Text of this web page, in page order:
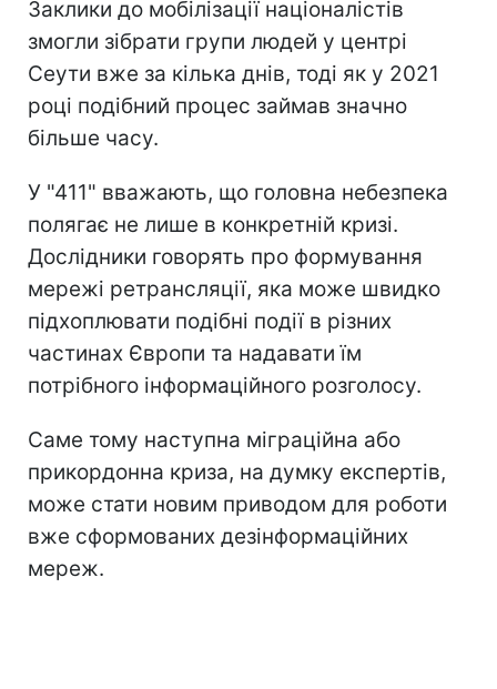
Заклики до мобілізації націоналістів
змогли зібрати групи людей у центрі
Сеути вже за кілька днів, тоді як у 2021
році подібний процес займав значно
більше часу.
У "411" вважають, що головна небезпека
полягає не лише в конкретній кризі.
Дослідники говорять про формування
мережі ретрансляції, яка може швидко
підхоплювати подібні події в різних
частинах Європи та надавати їм
потрібного інформаційного розголосу.
Саме тому наступна міграційна або
прикордонна криза, на думку експертів,
може стати новим приводом для роботи
вже сформованих дезінформаційних
мереж.